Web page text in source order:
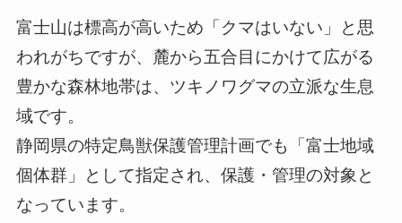
富士山は標高が高いため「クマはいない」と思
われがちですが、麓から五合目にかけて広がる
豊かな森林地帯は、ツキノワグマの立派な生息
域です。
静岡県の特定鳥獣保護管理計画でも「富士地域
個体群」として指定され、保護・管理の対象と
なっています。